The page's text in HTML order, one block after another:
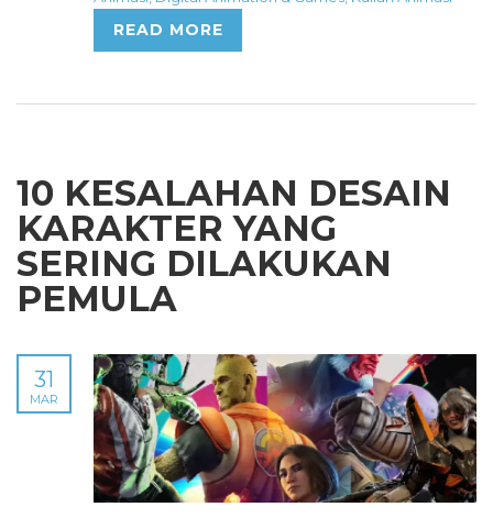
READ MORE
10 KESALAHAN DESAIN
KARAKTER YANG
SERING DILAKUKAN
PEMULA
31
MAR